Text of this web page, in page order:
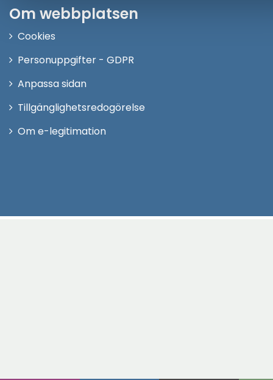
Om webbplatsen
Cookies
Personuppgifter - GDPR
Anpassa sidan
Tillgänglighetsredogörelse
Om e-legitimation